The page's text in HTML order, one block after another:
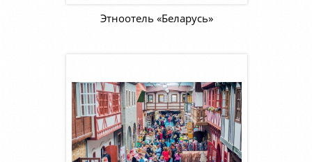
Этноотель «Беларусь»